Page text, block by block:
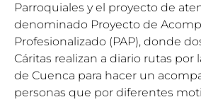
Parroquiales y el proyecto de
denominado Proyecto de
Profesionalizado (PAP), donde
Cáritas realizan a diario rutas por
de Cuenca para hacer un
personas que por diferentes